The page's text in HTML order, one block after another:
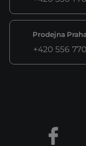
Prodejna
+420 556